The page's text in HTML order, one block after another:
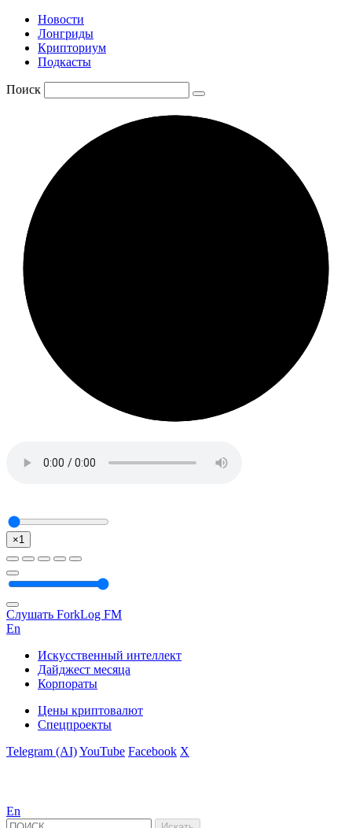
Новости
Лонгриды
Крипториум
Подкасты
Поиск
×1
Слушать ForkLog FM
En
Искусственный интеллект
Дайджест месяца
Корпораты
Цены криптовалют
Спецпроекты
Telegram (AI)YouTube Facebook X
En